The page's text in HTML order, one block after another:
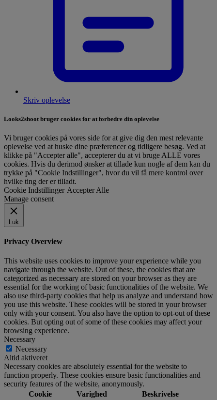
Skriv oplevelse
Looks2shoot bruger cookies for at forbedre din oplevelse
Vi bruger cookies på vores side for at give dig den mest relevante
oplevelse ved at huske dine præferencer og tidligere besøg. Ved at
klikke på "Accepter alle", accepterer du at vi bruge ALLE vores
cookies. Hvis du derimod ønsker at tillade kun nogle af dem kan du
trykke på "Cookie Indstillinger", hvor du vil få mere kontrol over
hvilke ting der er tilladt.
Cookie Indstillinger Accepter Alle
Manage consent
Luk
Privacy Overview
This website uses cookies to improve your experience while you
navigate through the website. Out of these, the cookies that are
categorized as necessary are stored on your browser as they are
essential for the working of basic functionalities of the website. We
also use third-party cookies that help us analyze and understand how
you use this website. These cookies will be stored in your browser
only with your consent. You also have the option to opt-out of these
cookies. But opting out of some of these cookies may affect your
browsing experience.
Necessary
Necessary
Altid aktiveret
Necessary cookies are absolutely essential for the website to
function properly. These cookies ensure basic functionalities and
security features of the website, anonymously.
Cookie
Varighed Beskrivelse